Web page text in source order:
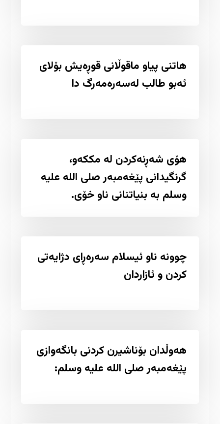
هاتنی پیاو ماقوڵانی قوڕەیش بۆلای
ئەبو طالب لەسەرەمەرگ دا
هۆی شەڕنەکردن لە مککەو،
گرنگیدانی پێغەمبەر صلی اللە علیە
وسلم بە بنیاتنانی ناو خۆی.
چوونە ناو ئیسلام سەرەڕای دژایەتی
کردن و ئازاردان
هەوڵدان بۆناشیرن کردنی بانگەوازی
پێغەمبەر صلی اللە علیە وسلم: